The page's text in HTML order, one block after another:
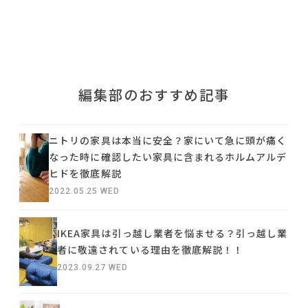
編集部のおすすめ記事
ニトリの家具は本当に安全？家にいて急に頭が痛く
なった時に確認したい家具に含まれるホルムアルデ
ヒドを徹底解説
2022.05.25 WED
IKEA家具は引っ越し業者を悩ませる？引っ越し業
者に敬遠されている理由を徹底解説！！
2023.09.27 WED